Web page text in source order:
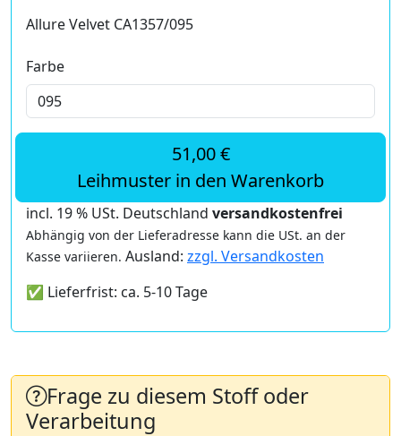
Allure Velvet CA1357/095
Farbe
51,00 €
Leihmuster in den Warenkorb
incl. 19 % USt. Deutschland versandkostenfrei
Abhängig von der Lieferadresse kann die USt. an der
Kasse variieren. Ausland: zzgl. Versandkosten
✅ Lieferfrist: ca. 5-10 Tage
Frage zu diesem Stoff oder
Verarbeitung